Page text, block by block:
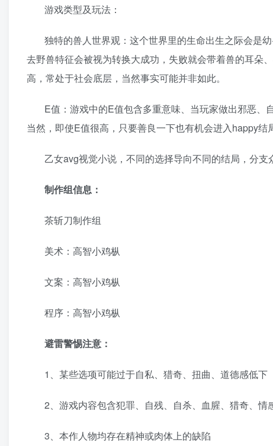
游戏类型及玩法：
独特的兽人世界观：这个世界里的生命出生之际会是
去野兽特征会被视为转换大成功，失败就会带着兽的耳朵
高，常处于社会底层，当然事实可能并非如此。
E值：游戏中的E值包含多重意味、当玩家做出邪恶
当然，即使E值很高，只要善良一下也有机会进入happy结
乙女avg视觉小说，不同的选择导向不同的结局，分支
制作组信息：
茶斩刀制作组
美术：高智小鸡枞
文案：高智小鸡枞
程序：高智小鸡枞
避雷警惕注意：
1、某些选项可能过于自私、猎奇、扭曲、道德感低下
2、游戏内容包含犯罪、自残、自杀、血腥、猎奇、情
3、本作人物均存在精神或肉体上的缺陷